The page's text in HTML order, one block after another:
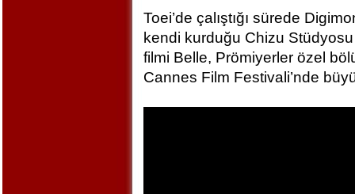
Toei’de çalıştığı sürede
kendi kurduğu Chizu
filmi Belle, Prömiyerler özel
Cannes Film Festivali’nde